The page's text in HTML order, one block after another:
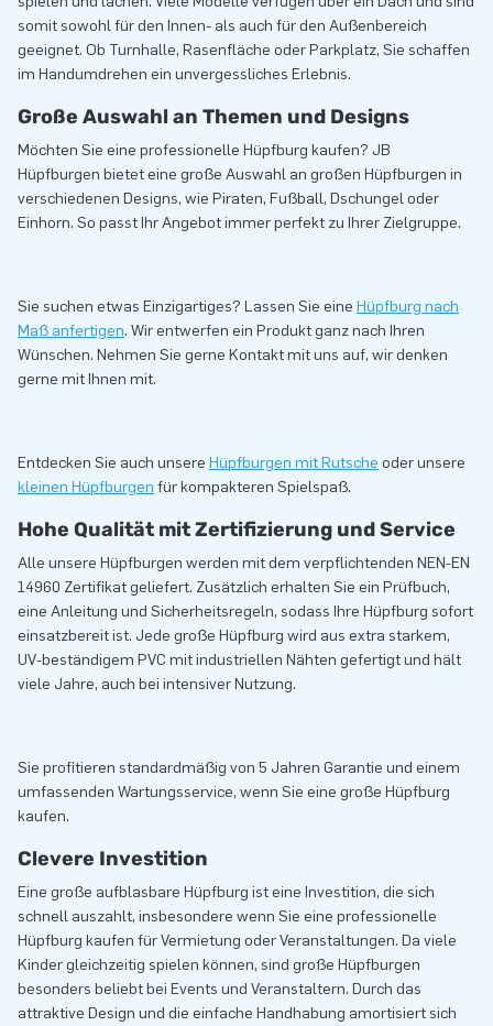
somit sowohl für den Innen- als auch für den Außenbereich
geeignet. Ob Turnhalle, Rasenfläche oder Parkplatz, Sie schaffen
im Handumdrehen ein unvergessliches Erlebnis.
Große Auswahl an Themen und Designs
Möchten Sie eine professionelle Hüpfburg kaufen? JB
Hüpfburgen bietet eine große Auswahl an großen Hüpfburgen in
verschiedenen Designs, wie Piraten, Fußball, Dschungel oder
Einhorn. So passt Ihr Angebot immer perfekt zu Ihrer Zielgruppe.
Sie suchen etwas Einzigartiges? Lassen Sie eine Hüpfburg nach
Maß anfertigen. Wir entwerfen ein Produkt ganz nach Ihren
Wünschen. Nehmen Sie gerne Kontakt mit uns auf, wir denken
gerne mit Ihnen mit.
Entdecken Sie auch unsere Hüpfburgen mit Rutsche oder unsere
kleinen Hüpfburgen für kompakteren Spielspaß.
Hohe Qualität mit Zertifizierung und Service
Alle unsere Hüpfburgen werden mit dem verpflichtenden NEN-EN
14960 Zertifikat geliefert. Zusätzlich erhalten Sie ein Prüfbuch,
eine Anleitung und Sicherheitsregeln, sodass Ihre Hüpfburg sofort
einsatzbereit ist. Jede große Hüpfburg wird aus extra starkem,
UV-beständigem PVC mit industriellen Nähten gefertigt und hält
viele Jahre, auch bei intensiver Nutzung.
Sie profitieren standardmäßig von 5 Jahren Garantie und einem
umfassenden Wartungsservice, wenn Sie eine große Hüpfburg
kaufen.
Clevere Investition
Eine große aufblasbare Hüpfburg ist eine Investition, die sich
schnell auszahlt, insbesondere wenn Sie eine professionelle
Hüpfburg kaufen für Vermietung oder Veranstaltungen. Da viele
Kinder gleichzeitig spielen können, sind große Hüpfburgen
besonders beliebt bei Events und Veranstaltern. Durch das
attraktive Design und die einfache Handhabung amortisiert sich